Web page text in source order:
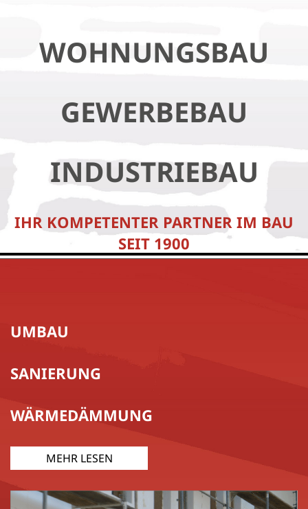
WOHNUNGSBAU
GEWERBEBAU
INDUSTRIEBAU
IHR KOMPETENTER PARTNER IM BAU
SEIT 1900
UMBAU
SANIERUNG
WÄRMEDÄMMUNG
MEHR LESEN